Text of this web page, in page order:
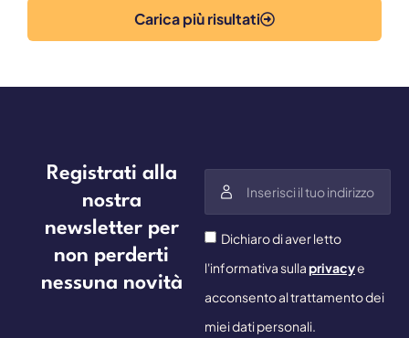
Carica più risultati
Registrati alla
nostra
newsletter per
non perderti
nessuna novità
Dichiaro di aver letto
l'informativa sullaprivacye
acconsento al trattamento dei
miei dati personali.